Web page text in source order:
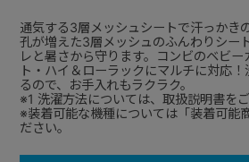
通気する3層メッシュシートで汗っかき
孔が増えた3層メッシュのふんわりシー
レと暑さから守ります。コンビのベビ
ト・ハイ＆ローラックにマルチに対応
るので、お手入れもラクラク。
※1 洗濯方法については、取扱説明書をご
※装着可能な機種については「装着可能
ださい。